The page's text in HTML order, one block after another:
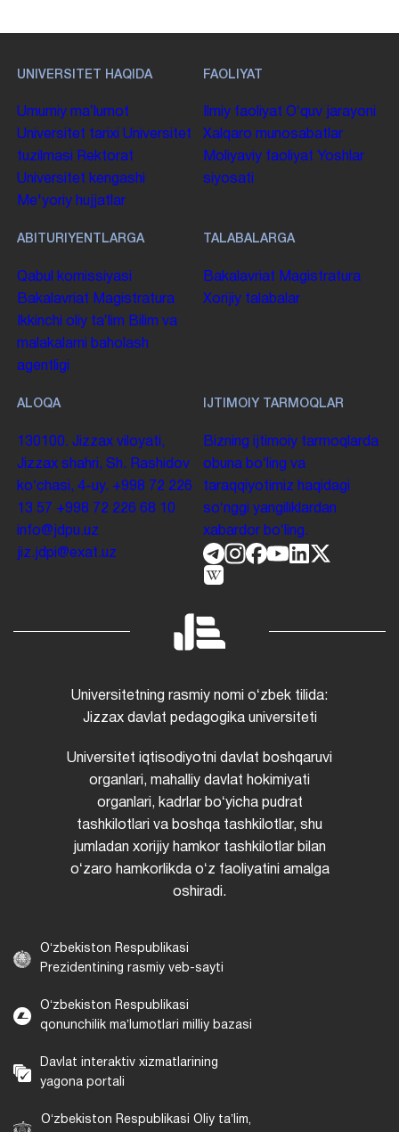
UNIVERSITET HAQIDA
Umumiy maʼlumot
Universitet tarixi Universitet
tuzilmasi
Rektorat
Universitet kengashi
Me'yoriy hujjatlar
FAOLIYAT
Ilmiy faoliyat Oʻquv jarayoni
Xalqaro munosabatlar
Moliyaviy faoliyat Yoshlar
siyosati
ABITURIYENTLARGA
Qabul komissiyasi
Bakalavriat Magistratura
Ikkinchi oliy taʼlim Bilim va
malakalarni baholash
agentligi
TALABALARGA
Bakalavriat Magistratura
Xorijiy talabalar
ALOQA
130100. Jizzax viloyati,
Jizzax shahri, Sh. Rashidov
koʻchasi, 4-uy. +998 72 226
13 57 +998 72 226 68 10
info@jdpu.uz
jiz.jdpi@exat.uz
IJTIMOIY TARMOQLAR
Bizning ijtimoiy tarmoqlarda
obuna boʻling va
taraqqiyotimiz haqidagi
soʻnggi yangiliklardan
xabardor boʻling.
Universitetning rasmiy nomi oʻzbek tilida:
Jizzax davlat pedagogika universiteti
Universitet iqtisodiyotni davlat boshqaruvi
organlari, mahalliy davlat hokimiyati
organlari, kadrlar boʻyicha pudrat
tashkilotlari va boshqa tashkilotlar, shu
jumladan xorijiy hamkor tashkilotlar bilan
oʻzaro hamkorlikda oʻz faoliyatini amalga
oshiradi.
Oʻzbekiston Respublikasi
Prezidentining rasmiy veb-sayti
Oʻzbekiston Respublikasi
qonunchilik maʼlumotlari milliy bazasi
Davlat interaktiv xizmatlarining
yagona portali
Oʻzbekiston Respublikasi Oliy taʼlim,